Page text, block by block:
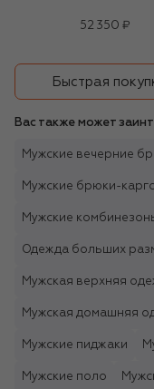
52 350 ₽
Быстрая
Вас также может
Мужские вечерние
Мужские брюки-
Мужские
Одежда больших
Мужская верхняя
Мужская домашняя
Мужские пиджаки
Мужские поло